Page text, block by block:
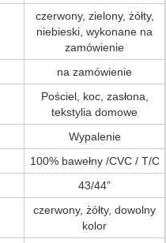
czerwony, zielony, żółty,
niebieski, wykonane na
zamówienie
na zamówienie
Pościel, koc, zasłona,
tekstylia domowe
Wypalenie
100% bawełny /CVC / T/C
43/44”
czerwony, żółty, dowolny
kolor